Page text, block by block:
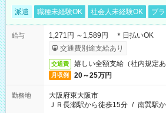
派遣 職種未経験OK 社会人未経験OK ブ
給与
1,271円 ～1,589円 ＊日払いOK
交通費別途支給あり
交通費 嬉しい全額支給（社内規定あ
月収例 20～25万円
勤務地
大阪府東大阪市
ＪＲ長瀬駅から徒歩15分 / 南巽駅